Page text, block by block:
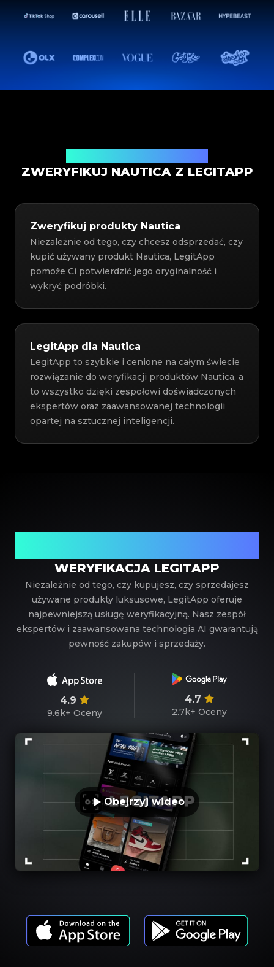
ZWERYFIKUJ NAUTICA Z LEGITAPP
Zweryfikuj produkty Nautica
Niezależnie od tego, czy chcesz odsprzedać, czy
kupić używany produkt Nautica, LegitApp
pomoże Ci potwierdzić jego oryginalność i
wykryć podróbki.
LegitApp dla Nautica
LegitApp to szybkie i cenione na całym świecie
rozwiązanie do weryfikacji produktów Nautica, a
to wszystko dzięki zespołowi doświadczonych
ekspertów oraz zaawansowanej technologii
opartej na sztucznej inteligencji.
WERYFIKACJA LEGITAPP
Niezależnie od tego, czy kupujesz, czy sprzedajesz
używane produkty luksusowe, LegitApp oferuje
najpewniejszą usługę weryfikacyjną. Nasz zespół
ekspertów i zaawansowana technologia AI gwarantują
pewność zakupów i sprzedaży.
4.9
9.6k+ Oceny
4.7
2.7k+ Oceny
Obejrzyj wideo